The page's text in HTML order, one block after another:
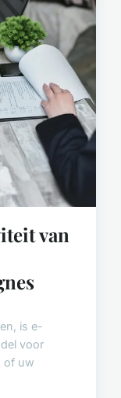
van
is e-
voor
of uw